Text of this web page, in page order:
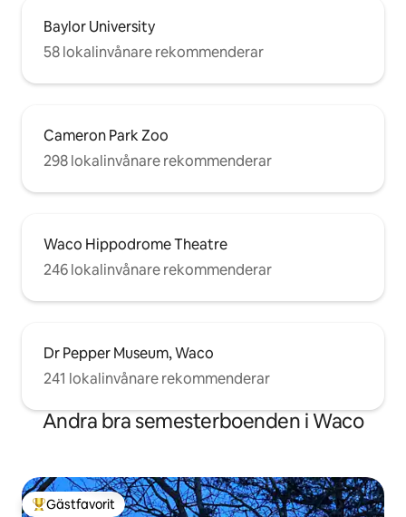
Baylor University
58 lokalinvånare rekommenderar
Cameron Park Zoo
298 lokalinvånare rekommenderar
Waco Hippodrome Theatre
246 lokalinvånare rekommenderar
Dr Pepper Museum, Waco
241 lokalinvånare rekommenderar
Andra bra semesterboenden i Waco
Populär gästfavorit
Gästfavorit